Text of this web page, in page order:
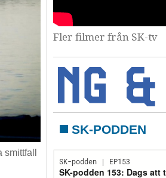
Fler filmer från SK-tv
SK-PODDEN